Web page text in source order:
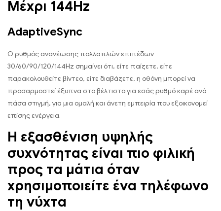
Μέχρι 144Hz
AdaptiveSync
Ο ρυθμός ανανέωσης πολλαπλών επιπέδων
30/60/90/120/144Hz σημαίνει ότι, είτε παίζετε, είτε
παρακολουθείτε βίντεο, είτε διαβάζετε, η οθόνη μπορεί να
προσαρμοστεί έξυπνα στο βέλτιστο για εσάς ρυθμό καρέ ανά
πάσα στιγμή, για μια ομαλή και άνετη εμπειρία που εξοικονομεί
επίσης ενέργεια.
Η εξασθένιση υψηλής
συχνότητας είναι πιο φιλική
προς τα μάτια όταν
χρησιμοποιείτε ένα τηλέφωνο
τη νύχτα